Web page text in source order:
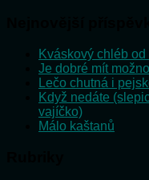
Kváskový chléb
Je dobré mít
Lečo chutná i
Když nedáte
vajíčko)
Málo kaštanů